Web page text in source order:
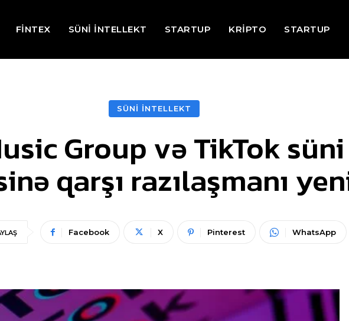
FİNTEX SÜNİ İNTELLEKT STARTUP KRİPTO STARTUP
SÜNİ İNTELLEKT
Group və TikTok
qarşı razılaşmanı
Facebook X Pinterest WhatsApp